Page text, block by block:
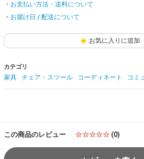
お支払い方法・送料について
お届け日 / 配送について
お気に入りに追加
カテゴリ
家具 チェア・スツール コーディネート コミ
この商品のレビュー ☆☆☆☆☆ (0)